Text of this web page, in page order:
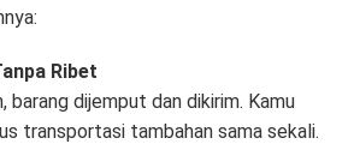
Ribet
barang dijemput dan dikirim. Kamu
transportasi tambahan sama sekali.